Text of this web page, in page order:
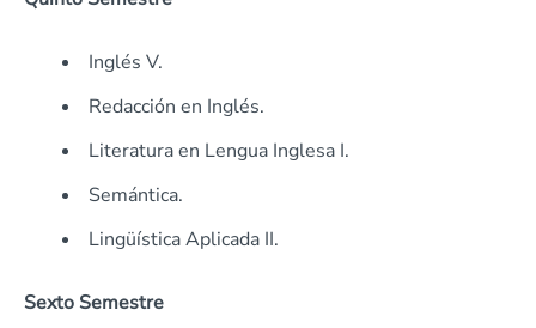
Inglés V.
Redacción en Inglés.
Literatura en Lengua Inglesa I.
Semántica.
Lingüística Aplicada II.
Sexto Semestre